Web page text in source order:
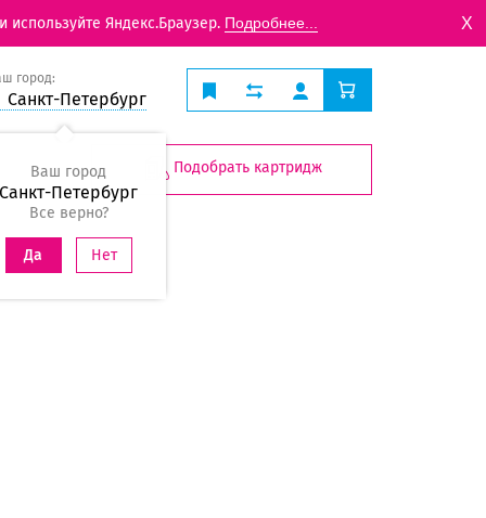
Яндекс.Браузер. Подробнее... X
город:
Санкт-Петербург
Ваш город
Санкт-Петербург
Все верно?
Да Нет
Подобрать картридж